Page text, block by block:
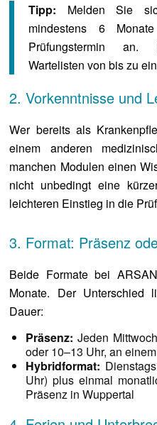
Tipp: Melden Sie
mindestens 6
Prüfungstermin an.
Wartelisten von bis zu
2. Vorkenntnisse und
Wer bereits als
einem anderen
manchen Modulen einen
nicht unbedingt eine
leichteren Einstieg in die
3. Format: Präsenz
Beide Formate bei
Monate. Der
Dauer:
Präsenz: Jeden
oder 10–13 Uhr, an
Hybridformat:
Uhr) plus einmal
Präsenz in Wuppertal